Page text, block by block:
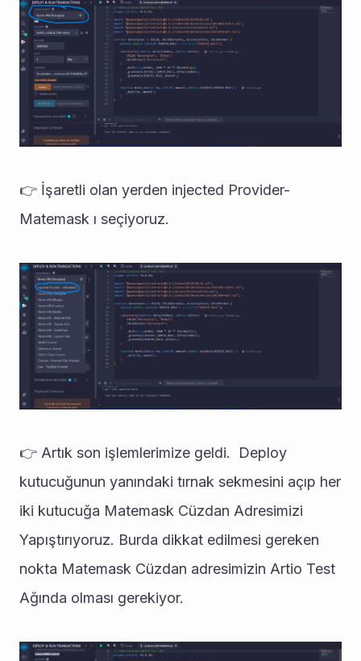
👉 İşaretli olan yerden injected Provider-
Matemask ı seçiyoruz.
👉 Artık son işlemlerimize geldi.  Deploy
kutucuğunun yanındaki tırnak sekmesini açıp her
iki kutucuğa Matemask Cüzdan Adresimizi
Yapıştırıyoruz. Burda dikkat edilmesi gereken
nokta Matemask Cüzdan adresimizin Artio Test
Ağında olması gerekiyor.